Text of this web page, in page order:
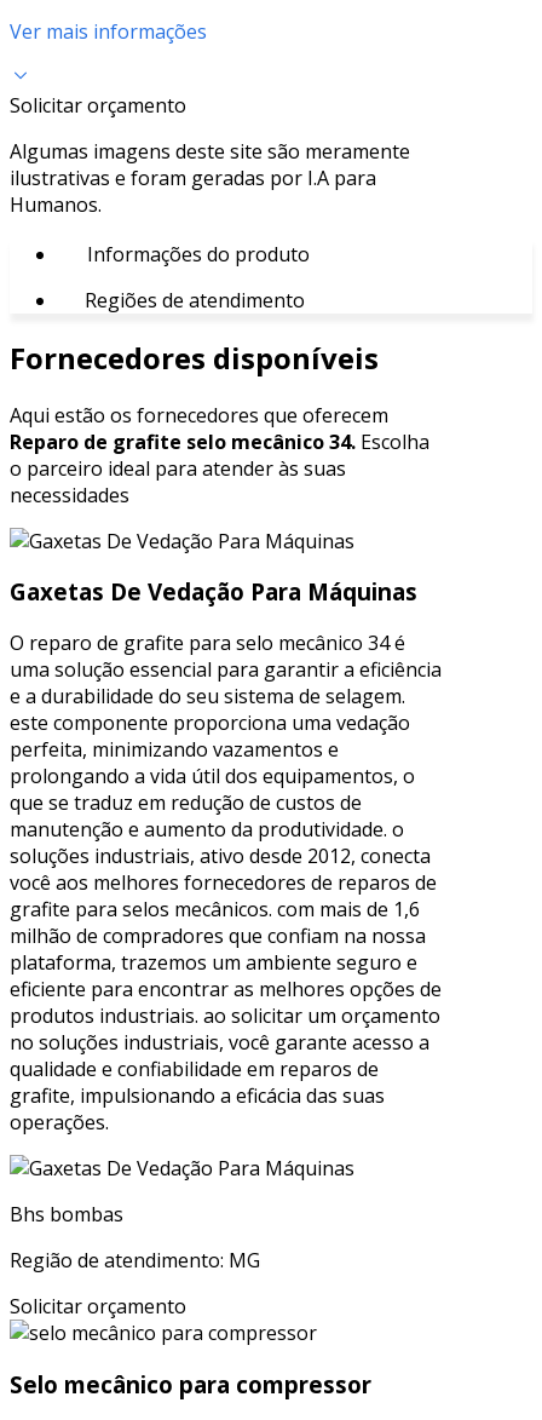
Ver mais informações
Solicitar orçamento
Algumas imagens deste site são meramente
ilustrativas e foram geradas por I.A para
Humanos.
Informações do produto
Regiões de atendimento
Fornecedores disponíveis
Aqui estão os fornecedores que oferecem
Reparo de grafite selo mecânico 34. Escolha
o parceiro ideal para atender às suas
necessidades
Gaxetas De Vedação Para Máquinas
O reparo de grafite para selo mecânico 34 é
uma solução essencial para garantir a eficiência
e a durabilidade do seu sistema de selagem.
este componente proporciona uma vedação
perfeita, minimizando vazamentos e
prolongando a vida útil dos equipamentos, o
que se traduz em redução de custos de
manutenção e aumento da produtividade. o
soluções industriais, ativo desde 2012, conecta
você aos melhores fornecedores de reparos de
grafite para selos mecânicos. com mais de 1,6
milhão de compradores que confiam na nossa
plataforma, trazemos um ambiente seguro e
eficiente para encontrar as melhores opções de
produtos industriais. ao solicitar um orçamento
no soluções industriais, você garante acesso a
qualidade e confiabilidade em reparos de
grafite, impulsionando a eficácia das suas
operações.
Bhs bombas
Região de atendimento: MG
Solicitar orçamento
Selo mecânico para compressor